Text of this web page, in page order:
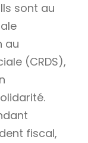
sont au
au
(CRDS),
fiscal,